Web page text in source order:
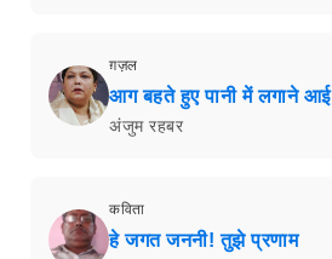
ग़ज़ल
आग बहते हुए पानी में लगाने आई
अंजुम रहबर
कविता
हे जगत जननी! तुझे प्रणाम